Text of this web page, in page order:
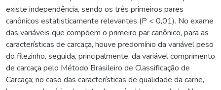
existe independência, sendo os três primeiros pares
canônicos estatisticamente relevantes (P < 0,01). No exame
das variáveis que compõem o primeiro par canônico, para as
características de carcaça, houve predomínio da variável peso
do filezinho, seguida, principalmente, da variável comprimento
de carcaça pelo Método Brasileiro de Classificação de
Carcaça; no caso das características de qualidade da carne,